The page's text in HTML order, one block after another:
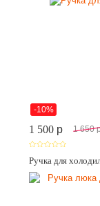
-10%
1 500 p 1 650
Ручка для